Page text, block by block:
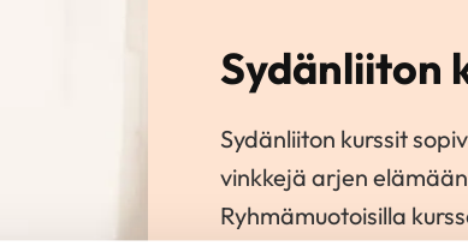
Sydänliiton
Sydänliiton kurssit
vinkkejä arjen
Ryhmämuotoisilla